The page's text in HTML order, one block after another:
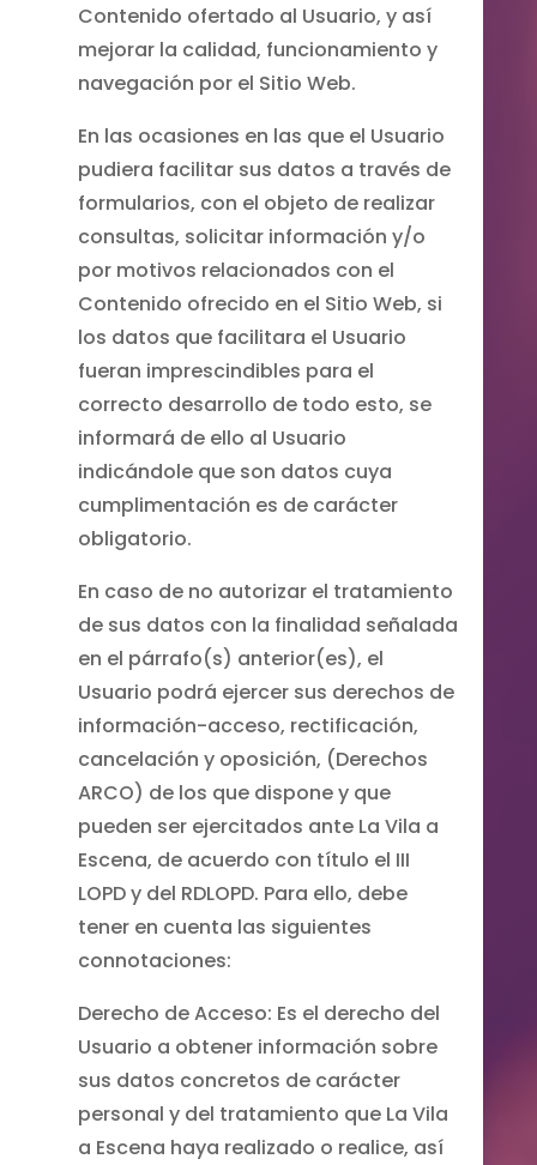
Contenido ofertado al Usuario, y así
mejorar la calidad, funcionamiento y
navegación por el Sitio Web.
En las ocasiones en las que el Usuario
pudiera facilitar sus datos a través de
formularios, con el objeto de realizar
consultas, solicitar información y/o
por motivos relacionados con el
Contenido ofrecido en el Sitio Web, si
los datos que facilitara el Usuario
fueran imprescindibles para el
correcto desarrollo de todo esto, se
informará de ello al Usuario
indicándole que son datos cuya
cumplimentación es de carácter
obligatorio.
En caso de no autorizar el tratamiento
de sus datos con la finalidad señalada
en el párrafo(s) anterior(es), el
Usuario podrá ejercer sus derechos de
información-acceso, rectificación,
cancelación y oposición, (Derechos
ARCO) de los que dispone y que
pueden ser ejercitados ante La Vila a
Escena, de acuerdo con título el III
LOPD y del RDLOPD. Para ello, debe
tener en cuenta las siguientes
connotaciones:
Derecho de Acceso: Es el derecho del
Usuario a obtener información sobre
sus datos concretos de carácter
personal y del tratamiento que La Vila
a Escena haya realizado o realice, así